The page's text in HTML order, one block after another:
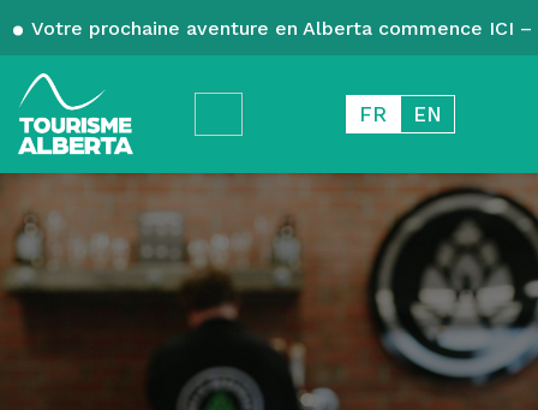
Votre prochaine aventure en Alberta commence ICI
FR EN